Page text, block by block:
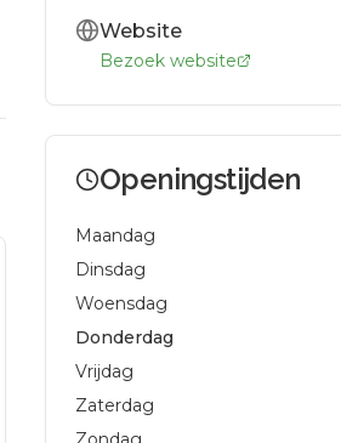
Website
Bezoek website
Openingstijden
Maandag
Dinsdag
Woensdag
Donderdag
Vrijdag
Zaterdag